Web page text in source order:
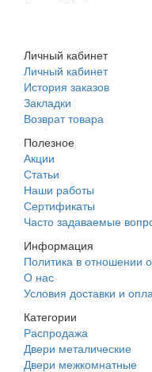
Личный кабинет
Личный кабинет
История заказов
Закладки
Возврат товара
Полезное
Акции
Статьи
Наши работы
Сертификаты
Часто задаваемые
Информация
Политика в отношении
О нас
Условия доставки и
Категории
Распродажа
Двери металические
Двери межкомнатные